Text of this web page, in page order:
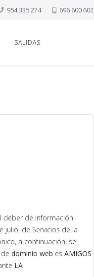
954 335 274 696 600 602
SALIDAS
deber de información
julio, de Servicios de la
a continuación, se
dominio web es AMIGOS
LA